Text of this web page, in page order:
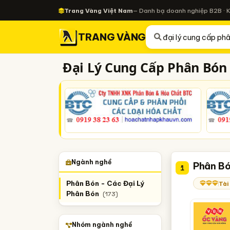
Trang Vàng Việt Nam— Danh bạ doanh nghiệp B2B
TRANG VÀNG
Đại Lý Cung Cấp Phân Bón
Ngành nghề
Phân Bón - Các Đại Lý
Phân Bón (173)
Nhóm ngành nghề
1 Phân